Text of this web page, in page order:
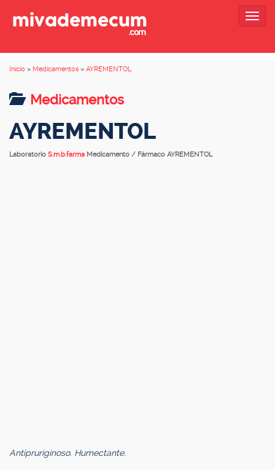
Inicio » Medicamentos » AYREMENTOL
Medicamentos
AYREMENTOL
Laboratorio S.m.b.farma Medicamento / Fármaco AYREMENTOL
Antipruriginoso. Humectante.